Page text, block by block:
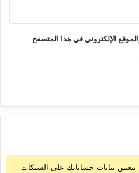
الإلكتروني في هذا المتصفح
بيانات حساباتك على الشبكات